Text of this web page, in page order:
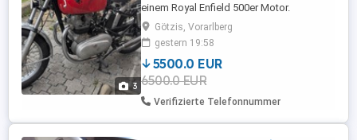
3
einem Royal Enfield 500er Motor.
Schönes, sportliches Einzelstück ;-)
Götzis, Vorarlberg
gestern 19:58
5500.0 EUR
6500.0 EUR
Verifizierte Telefonnummer